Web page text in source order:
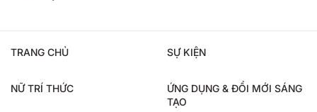
TRANG CHỦ SỰ KIỆN
NỮ TRÍ THỨC
ỨNG DỤNG & ĐỔI MỚI SÁNG
TẠO